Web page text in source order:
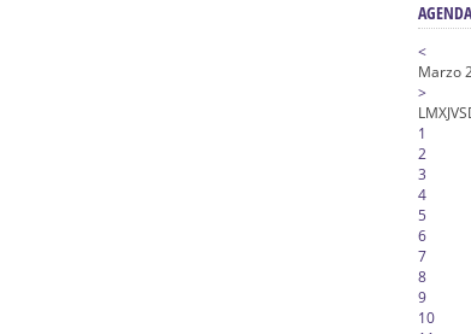
<
Marzo
>
LMXJVS
1
2
3
4
5
6
7
8
9
10